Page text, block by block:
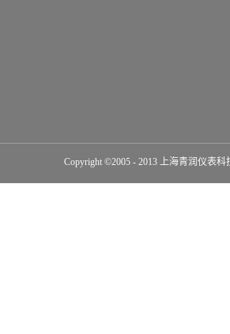
Copyright ©2005 - 2013 上海青润仪表科